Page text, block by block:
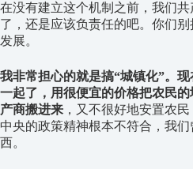
在没有建立这个机制之前，我们
了，还是应该负责任的吧。你们
发展。
我非常担心的就是搞“城镇化”。
一起了，用很便宜的价格把农民
产商搬进来 ，又不很好地安置农
中央的政策精神根本不符合，我
西。